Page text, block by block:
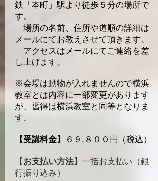
鉄「本町」駅より徒歩５分の場所で
す。
場所の名前、住所や道順の詳細は
メールにてお教えさせて頂きます。
アクセスはメールにてご連絡を差
し上げます。
※会場は動物が入れませんので横浜
教室とは内容に一部変更があります
が、習得は横浜教室と同等となりま
す。
【受講料金】 ６９,８００円（税込）
【 お支払い方法】 一括お支払い（銀
行振り込み）